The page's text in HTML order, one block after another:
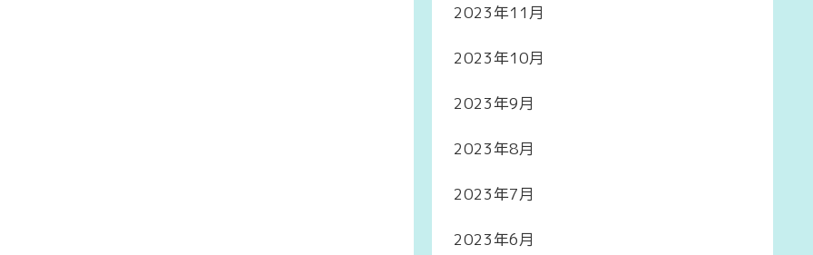
2023年11月
2023年10月
2023年9月
2023年8月
2023年7月
2023年6月